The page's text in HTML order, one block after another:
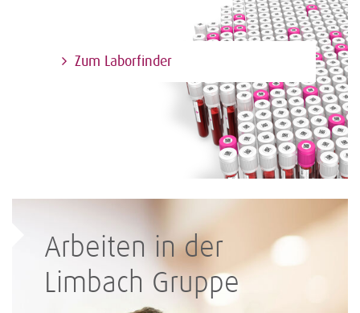
Zum Laborfinder
Arbeiten in der
Limbach Gruppe